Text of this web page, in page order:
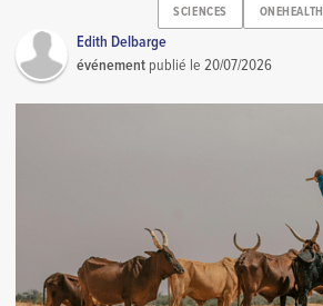
SCIENCES ONEHEALTH
Edith Delbarge
événement publié le20/07/2026